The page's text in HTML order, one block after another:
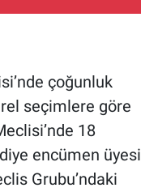
çoğunluk
seçimlere göre
18
encümen üyesi
Grubu’ndaki